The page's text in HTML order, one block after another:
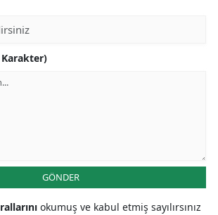
Karakter)
GÖNDER
okumuş ve kabul etmiş sayılırsınız